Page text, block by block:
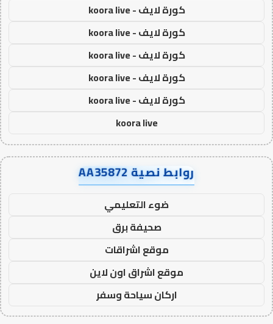
كورة لايف - koora live
كورة لايف - koora live
كورة لايف - koora live
كورة لايف - koora live
كورة لايف - koora live
koora live
روابط نصية AA35872
ضوء التعليمي
صحيفة برق
موقع اشراقات
موقع اشراق اون لاين
اركان سياحة وسفر